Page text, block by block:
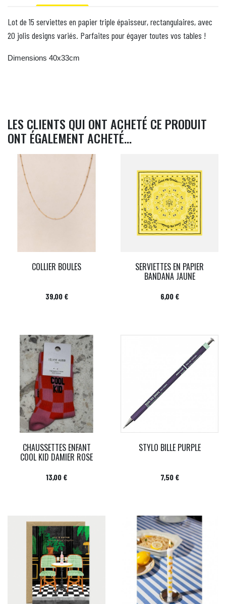
Lot de 15 serviettes en papier triple épaisseur, rectangulaires, avec
20 jolis designs variés. Parfaites pour égayer toutes vos tables !
Dimensions 40x33cm
LES CLIENTS QUI ONT ACHETÉ CE PRODUIT
ONT ÉGALEMENT ACHETÉ...
COLLIER BOULES
Prix
39,00 €
SERVIETTES EN PAPIER
BANDANA JAUNE
Prix
6,00 €
CHAUSSETTES ENFANT
COOL KID DAMIER ROSE
Prix
13,00 €
STYLO BILLE PURPLE
Prix
7,50 €